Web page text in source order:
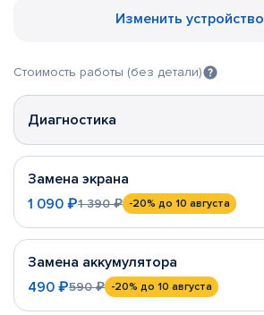
Изменить устройство
Стоимость работы (без детали)
Диагностика
Замена экрана
1 090 ₽1 390 ₽ -20% до 10 августа
Замена аккумулятора
490 ₽590 ₽ -20% до 10 августа